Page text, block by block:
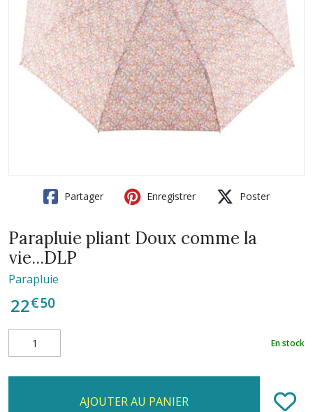
Partager Enregistrer Poster
Parapluie pliant Doux comme la
vie...DLP
Parapluie
22€50
En stock
AJOUTER AU PANIER